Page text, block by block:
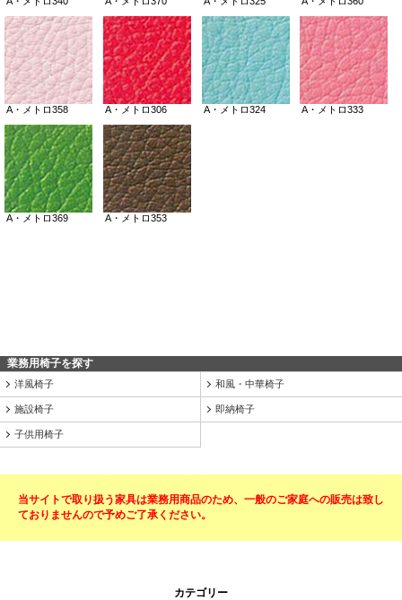
業務用椅子を探す
洋風椅子 和風・中華椅子
施設椅子 即納椅子
子供用椅子
当サイトで取り扱う家具は業務用商品のため、一般のご家庭への販売は致し
ておりませんので予めご了承ください。
カテゴリー